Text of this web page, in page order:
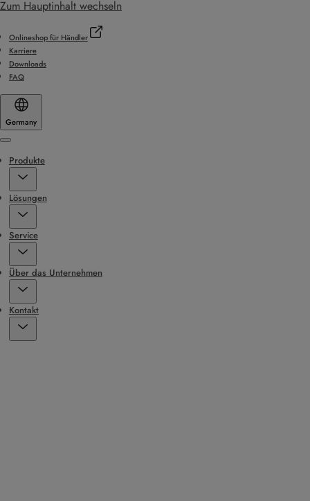
Zum Hauptinhalt wechseln
Onlineshop für Händler
Karriere
Downloads
FAQ
Germany
Menu
Produkte
Lösungen
Service
Über das Unternehmen
Kontakt